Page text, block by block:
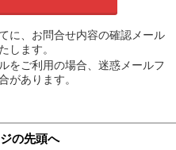
に、お問合せ内容の確認メール
します。
をご利用の場合、迷惑メールフ
があります。
の先頭へ